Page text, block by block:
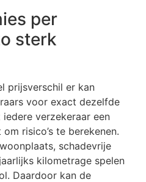
per
sterk
prijsverschil er kan
voor exact dezelfde
verzekeraar een
risico’s te berekenen.
schadevrije
kilometrage spelen
Daardoor kan de